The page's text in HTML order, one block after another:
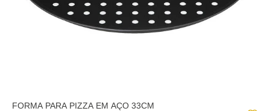
FORMA PARA PIZZA EM AÇO 33CM